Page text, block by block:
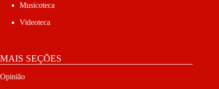
Musicoteca
Videoteca
MAIS SEÇÕES
Opinião